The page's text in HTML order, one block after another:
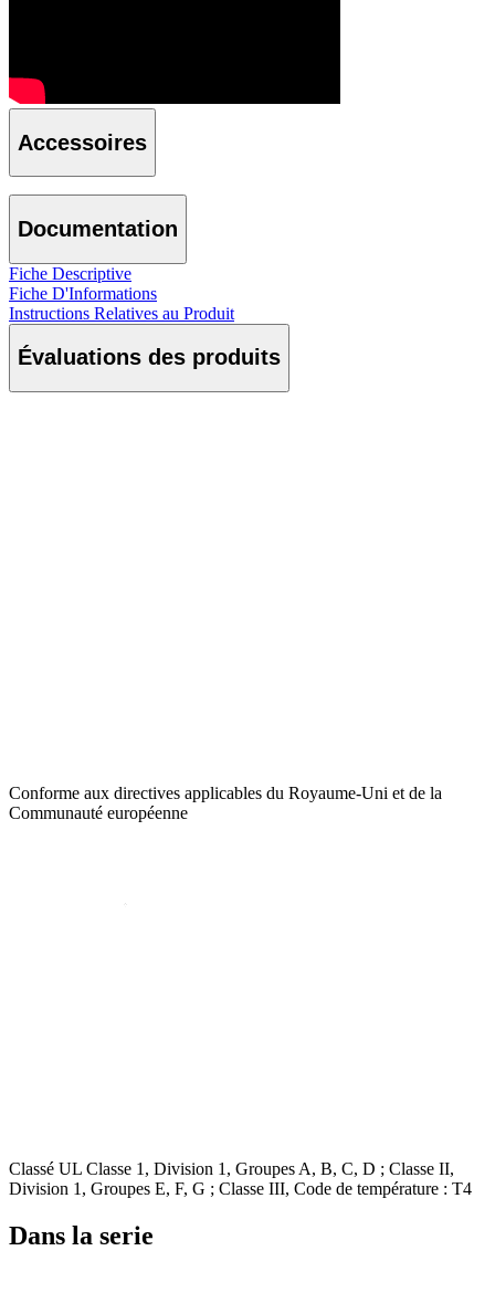
Accessoires
Documentation
Fiche Descriptive
Fiche D'Informations
Instructions Relatives au Produit
Évaluations des produits
Conforme aux directives applicables du Royaume-Uni et de la
Communauté européenne
Classé UL Classe 1, Division 1, Groupes A, B, C, D ; Classe II,
Division 1, Groupes E, F, G ; Classe III, Code de température : T4
Dans la serie